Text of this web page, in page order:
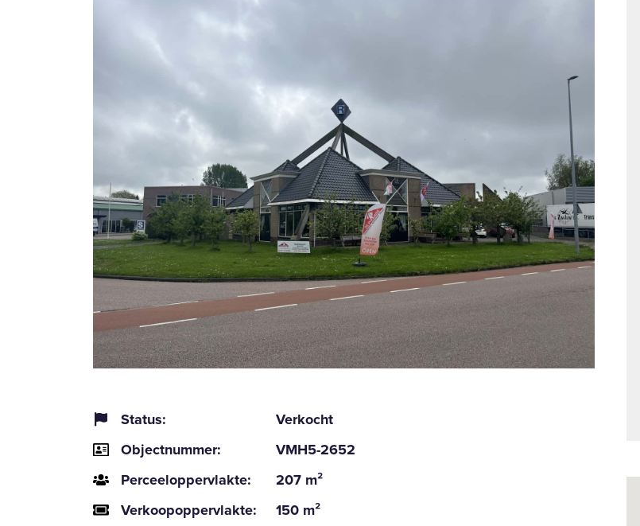
Status:
Verkocht
Objectnummer:
VMH5-2652
Perceeloppervlakte:
207 m²
Verkoopoppervlakte:
150 m²